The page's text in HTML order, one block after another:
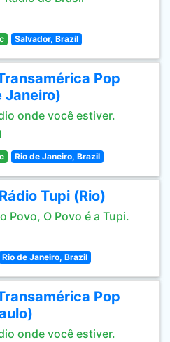
Salvador, Brazil
Pop
Janeiro)
onde você estiver.
Rio de Janeiro, Brazil
Tupi (Rio)
Povo, O Povo é a Tupi.
Rio de Janeiro, Brazil
Pop
onde você estiver.